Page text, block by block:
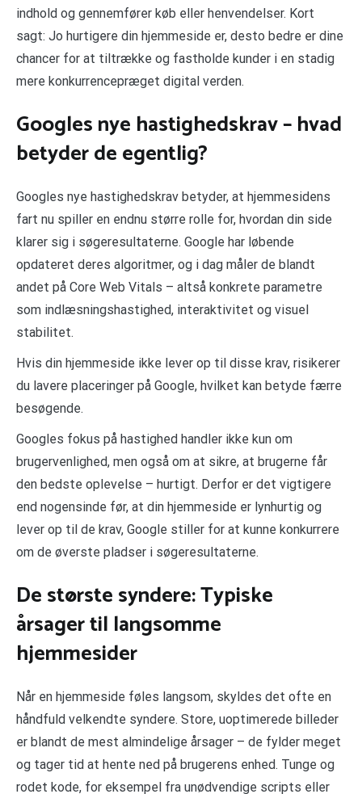
indhold og gennemfører køb eller henvendelser. Kort
sagt: Jo hurtigere din hjemmeside er, desto bedre er dine
chancer for at tiltrække og fastholde kunder i en stadig
mere konkurrencepræget digital verden.
Googles nye hastighedskrav – hvad
betyder de egentlig?
Googles nye hastighedskrav betyder, at hjemmesidens
fart nu spiller en endnu større rolle for, hvordan din side
klarer sig i søgeresultaterne. Google har løbende
opdateret deres algoritmer, og i dag måler de blandt
andet på Core Web Vitals – altså konkrete parametre
som indlæsningshastighed, interaktivitet og visuel
stabilitet.
Hvis din hjemmeside ikke lever op til disse krav, risikerer
du lavere placeringer på Google, hvilket kan betyde færre
besøgende.
Googles fokus på hastighed handler ikke kun om
brugervenlighed, men også om at sikre, at brugerne får
den bedste oplevelse – hurtigt. Derfor er det vigtigere
end nogensinde før, at din hjemmeside er lynhurtig og
lever op til de krav, Google stiller for at kunne konkurrere
om de øverste pladser i søgeresultaterne.
De største syndere: Typiske
årsager til langsomme
hjemmesider
Når en hjemmeside føles langsom, skyldes det ofte en
håndfuld velkendte syndere. Store, uoptimerede billeder
er blandt de mest almindelige årsager – de fylder meget
og tager tid at hente ned på brugerens enhed. Tunge og
rodet kode, for eksempel fra unødvendige scripts eller